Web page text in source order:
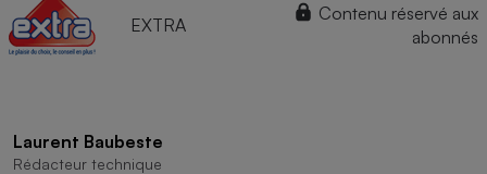
EXTRA
Contenu réservé aux
abonnés
Laurent Baubeste
Rédacteur technique